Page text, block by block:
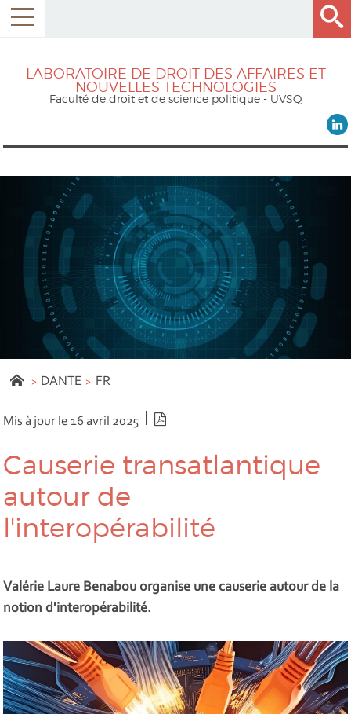
LABORATOIRE DE DROIT DES AFFAIRES ET
NOUVELLES TECHNOLOGIES
Faculté de droit et de science politique - UVSQ
DANTE FR
Mis à jour le 16 avril 2025
Causerie transatlantique
autour de
l'interopérabilité
Valérie Laure Benabou organise une causerie autour de la
notion d'interopérabilité.